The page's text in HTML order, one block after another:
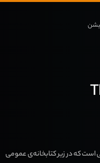
است که در زیر کتابخانه‌ی عمومی